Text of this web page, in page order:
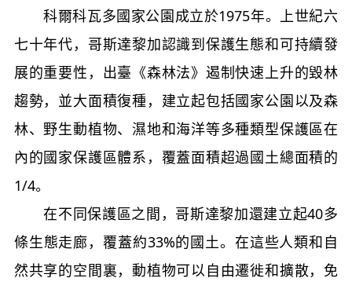
科爾科瓦多國家公園成立於1975年。上世紀六
七十年代，哥斯達黎加認識到保護生態和可持續發
展的重要性，出臺《森林法》遏制快速上升的毀林
趨勢，並大面積復種，建立起包括國家公園以及森
林、野生動植物、濕地和海洋等多種類型保護區在
內的國家保護區體系，覆蓋面積超過國土總面積的
1/4。
在不同保護區之間，哥斯達黎加還建立起40多
條生態走廊，覆蓋約33%的國土。在這些人類和自
然共享的空間裏，動植物可以自由遷徙和擴散，免